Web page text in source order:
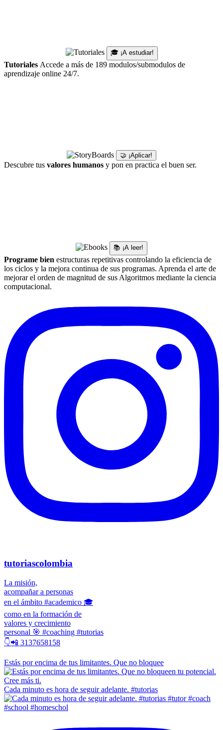
🎓 ¡A estudiar!
Tutoriales Accede a más de 189 modulos/submodulos de
aprendizaje online 24/7.
🤝 ¡Aplicar!
Descubre tus valores humanos y pon en practica el buen ser.
📚 ¡A leer!
Programe bien estructuras repetitivas controlando la eficiencia de
los ciclos y la mejora continua de sus programas. Aprenda el arte de
mejorar el orden de magnitud de sus Algoritmos mediante la ciencia
computacional.
tutoriascolombia
La misión,
acompañar a personas
en el ámbito #academico 🎓
como en la formación de
valores y crecimiento
personal 🎯 #coaching #tutorias
👇📲 3137658158
Estás por encima de tus limitantes. Que no bloquee
Cada minuto es hora de seguir adelante. #tutorias